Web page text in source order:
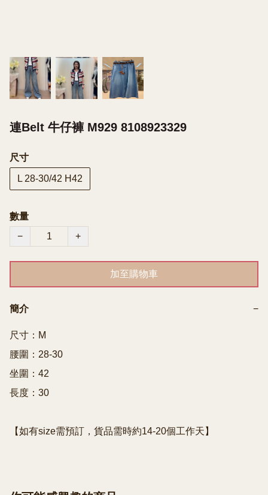
連Belt 牛仔褲 M929 8108923329
尺寸
L 28-30/42 H42
數量
−
+
加至購物車
簡介 −
尺寸：M
腰圍：28-30
坐圍：42
長度：30